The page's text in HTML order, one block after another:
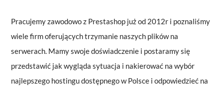
Pracujemy zawodowo z Prestashop już od 2012r i poznaliśmy
wiele firm oferujących trzymanie naszych plików na
serwerach. Mamy swoje doświadczenie i postaramy się
przedstawić jak wygląda sytuacja i nakierować na wybór
najlepszego hostingu dostępnego w Polsce i odpowiedzieć na